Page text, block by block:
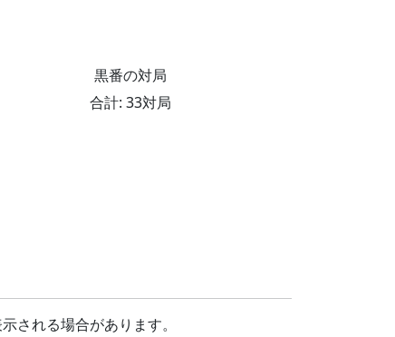
黒番の対局
合計: 33対局
される場合があります。